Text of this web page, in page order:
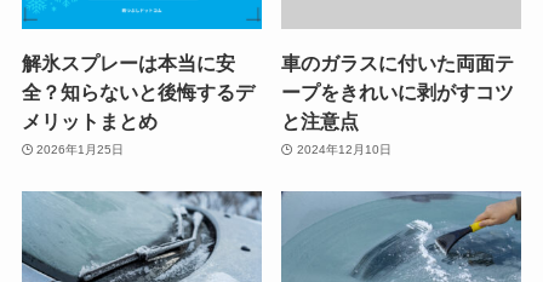
解氷スプレーは本当に安
全？知らないと後悔するデ
メリットまとめ
2026年1月25日
車のガラスに付いた両面テ
ープをきれいに剥がすコツ
と注意点
2024年12月10日